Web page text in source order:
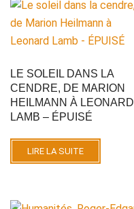
LE SOLEIL DANS LA
CENDRE, DE MARION
HEILMANN À LEONARD
LAMB – ÉPUISÉ
LIRE LA SUITE